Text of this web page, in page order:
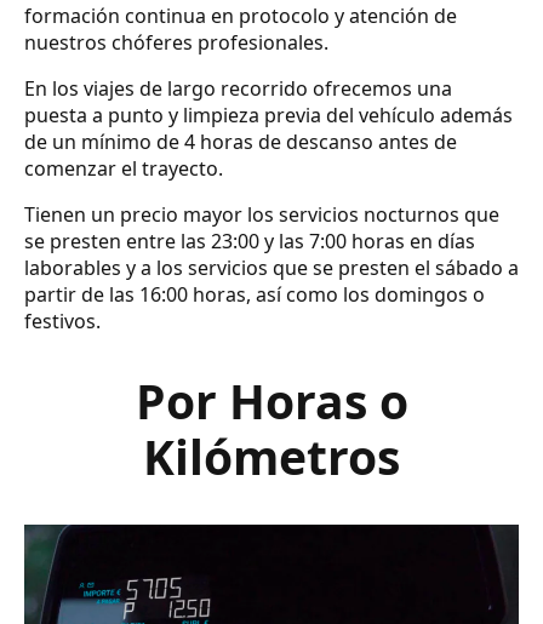
formación continua en protocolo y atención de
nuestros chóferes profesionales.
En los viajes de largo recorrido ofrecemos una
puesta a punto y limpieza previa del vehículo además
de un mínimo de 4 horas de descanso antes de
comenzar el trayecto.
Tienen un precio mayor los servicios nocturnos que
se presten entre las 23:00 y las 7:00 horas en días
laborables y a los servicios que se presten el sábado a
partir de las 16:00 horas, así como los domingos o
festivos.
Por Horas o
Kilómetros